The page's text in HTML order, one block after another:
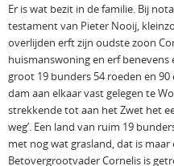
Er is wat bezit in de familie. Bij
testament van Pieter Nooij,
overlijden erft zijn oudste zoon
huismanswoning en erf
groot 19 bunders 54 roeden en 90
dam aan elkaar vast gelegen te
strekkende tot aan het Zwet het
weg’. Een land van ruim 19
met nog wat grasland, dat is
Betovergrootvader Cornelis is